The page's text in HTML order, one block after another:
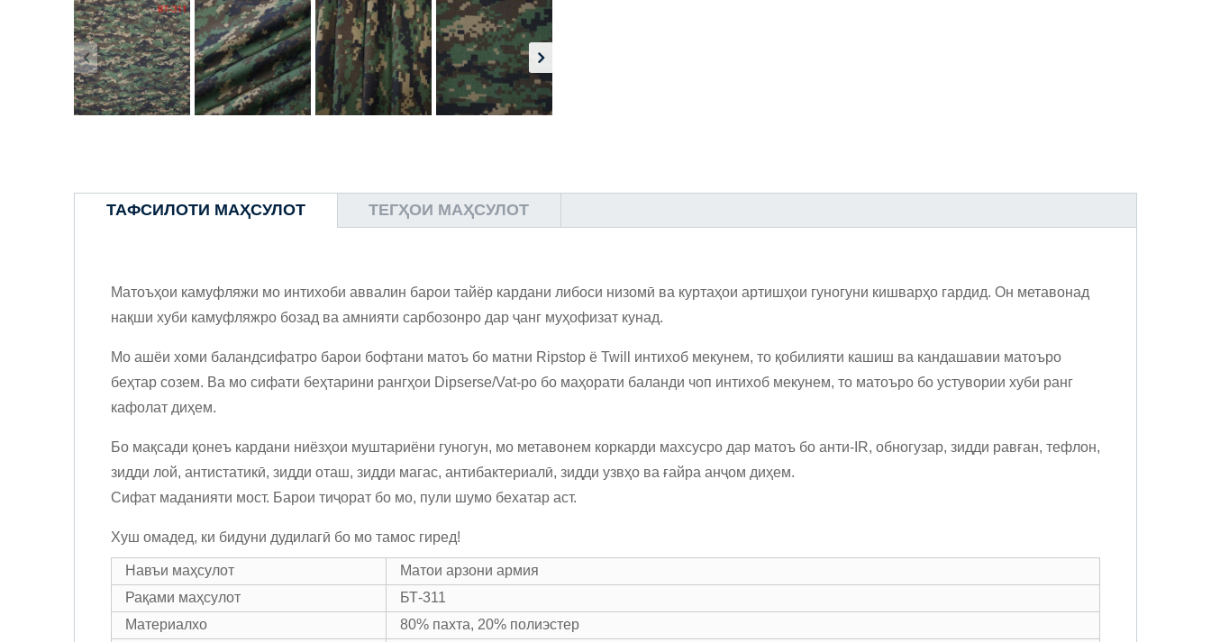
ТАФСИЛОТИ МАҲСУЛОТ ТЕГҲОИ МАҲСУЛОТ
Матоъҳои камуфляжи мо интихоби аввалин барои тайёр кардани либоси низомӣ ва куртаҳои артишҳои гуногуни кишварҳо гардид. Он метавонад
нақши хуби камуфляжро бозад ва амнияти сарбозонро дар ҷанг муҳофизат кунад.
Мо ашёи хоми баландсифатро барои бофтани матоъ бо матни Ripstop ё Twill интихоб мекунем, то қобилияти кашиш ва кандашавии матоъро
беҳтар созем. Ва мо сифати беҳтарини рангҳои Dipserse/Vat-ро бо маҳорати баланди чоп интихоб мекунем, то матоъро бо устувории хуби ранг
кафолат диҳем.
Бо мақсади қонеъ кардани ниёзҳои муштариёни гуногун, мо метавонем коркарди махсусро дар матоъ бо анти-IR, обногузар, зидди равған, тефлон,
зидди лой, антистатикӣ, зидди оташ, зидди магас, антибактериалӣ, зидди узвҳо ва ғайра анҷом диҳем.
Сифат маданияти мост. Барои тиҷорат бо мо, пули шумо бехатар аст.
Хуш омадед, ки бидуни дудилагӣ бо мо тамос гиред!
Навъи маҳсулот
Матои арзони армия
Рақами маҳсулот
БТ-311
Материалхо
80% пахта, 20% полиэстер